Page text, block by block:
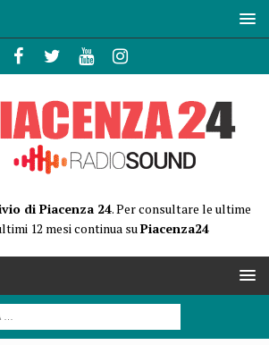
di Piacenza 24. Per consultare le ultime
12 mesi continua suPiacenza24